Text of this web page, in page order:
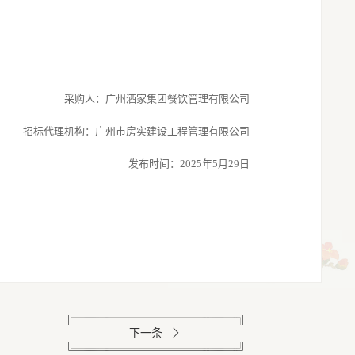
采购人：广州酒家集团餐饮管理有限公司
招标代理机构：广州市房实建设工程管理有限公司
发布时间： 2025年5月 29 日
下一条